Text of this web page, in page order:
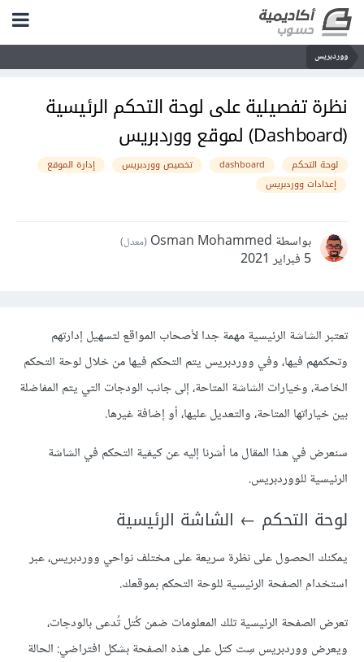
ووردبريس
نظرة تفصيلية على لوحة التحكم الرئيسية
(Dashboard) لموقع ووردبريس
لوحة التحكم dashboard تخصيص ووردبريس
إدارة الموقع
إعدادات ووردبريس
بواسطة Osman Mohammed (معدل)
5 فبراير 2021
تعتبر الشاشة الرئيسية مهمة جدا لأصحاب المواقع لتسهيل إدارتهم
وتحكمهم فيها، وفي ووردبريس يتم التحكم فيها من خلال لوحة التحكم
الخاصة، وخيارات الشاشة المتاحة، إلى جانب الودجات التي يتم المفاضلة
بين خياراتها المتاحة، والتعديل عليها، أو إضافة غيرها.
سنعرض في هذا المقال ما أشرنا إليه عن كيفية التحكم في الشاشة
الرئيسية للووردبريس.
لوحة التحكم ← الشاشة الرئيسية
يمكنك الحصول على نظرة سريعة على مختلف نواحي ووردبريس، عبر
استخدام الصفحة الرئيسية للوحة التحكم بموقعك.
تعرض الصفحة الرئيسية تلك المعلومات ضمن كُتل تُدعى بالودجات،
ويعرض ووردبريس سِت كتل على هذه الصفحة بشكل افتراضي: الحالة